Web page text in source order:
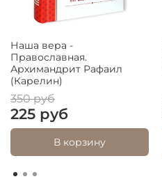
Наша вера -
Православная.
Архимандрит Рафаил
(Карелин)
350 руб
225 руб
В корзину